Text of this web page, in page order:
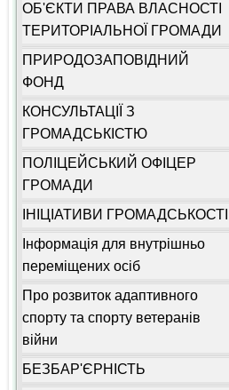
ОБ'ЄКТИ ПРАВА ВЛАСНОСТІ
ТЕРИТОРІАЛЬНОЇ ГРОМАДИ
ПРИРОДОЗАПОВІДНИЙ
ФОНД
КОНСУЛЬТАЦІЇ З
ГРОМАДСЬКІСТЮ
ПОЛІЦЕЙСЬКИЙ ОФІЦЕР
ГРОМАДИ
ІНІЦІАТИВИ ГРОМАДСЬКОСТІ
Інформація для внутрішньо
переміщених осіб
Про розвиток адаптивного
спорту та спорту ветеранів
війни
БЕЗБАР'ЄРНІСТЬ